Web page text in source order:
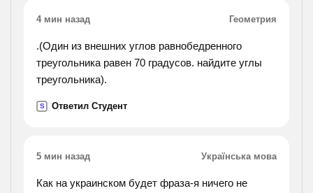
квадрата.
4 мин назад Геометрия
.(Один из внешних углов равнобедренного
треугольника равен 70 градусов. найдите углы
треугольника).
S Ответил Студент
5 мин назад Українська мова
Как на украинском будет фраза-я ничего не